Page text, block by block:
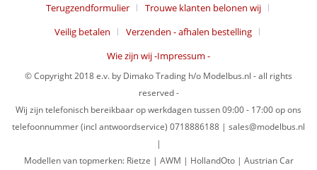
Terugzendformulier
Trouwe klanten belonen wij
Veilig betalen
Verzenden - afhalen bestelling
Wie zijn wij -Impressum -
© Copyright 2018 e.v. by Dimako Trading h/o Modelbus.nl - all rights
reserved -
Wij zijn telefonisch bereikbaar op werkdagen tussen 09:00 - 17:00 op ons
telefoonnummer (incl antwoordservice) 0718886188 | sales@modelbus.nl
|
Modellen van topmerken: Rietze | AWM | HollandOto | Austrian Car